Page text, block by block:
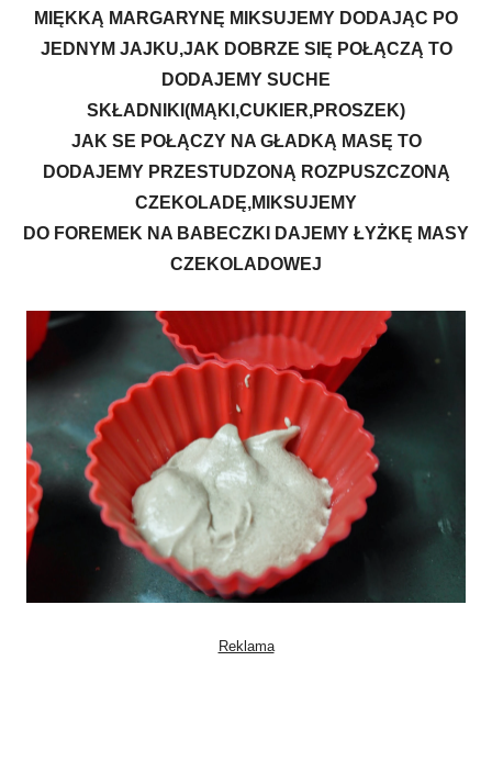
MIĘKKĄ MARGARYNĘ MIKSUJEMY DODAJĄC PO
JEDNYM JAJKU,JAK DOBRZE SIĘ POŁĄCZĄ TO
DODAJEMY SUCHE
SKŁADNIKI(MĄKI,CUKIER,PROSZEK)
JAK SE POŁĄCZY NA GŁADKĄ MASĘ TO
DODAJEMY PRZESTUDZONĄ ROZPUSZCZONĄ
CZEKOLADĘ,MIKSUJEMY
DO FOREMEK NA BABECZKI DAJEMY ŁYŻKĘ MASY
CZEKOLADOWEJ